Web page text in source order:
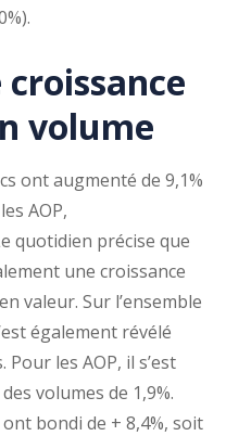
volume
ont augmenté de 9,1%
AOP,
quotidien précise que
une croissance
valeur. Sur l’ensemble
également révélé
les AOP, il s’est
volumes de 1,9%.
bondi de + 8,4%, soit